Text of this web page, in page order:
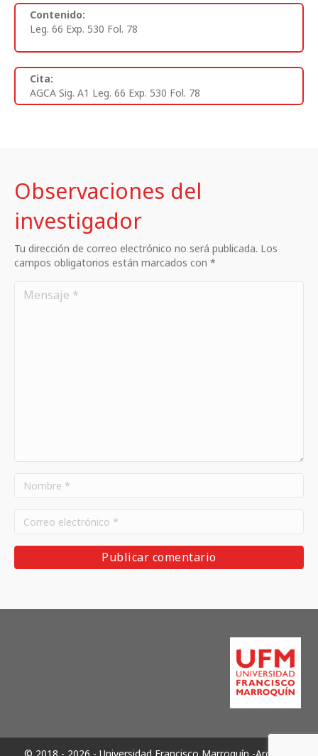
Contenido:
Leg. 66 Exp. 530 Fol. 78
Cita:
AGCA Sig. A1 Leg. 66 Exp. 530 Fol. 78
Observaciones del
investigador
Tu dirección de correo electrónico no será publicada. Los
campos obligatorios están marcados con *